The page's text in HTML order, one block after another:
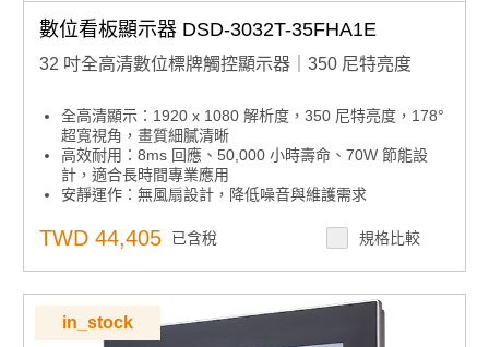
數位看板顯示器 DSD-3032T-35FHA1E
32 吋全高清數位標牌觸控顯示器｜350 尼特亮度
全高清顯示：1920 x 1080 解析度，350 尼特亮度，178°
超寬視角，畫質細膩清晰
高效耐用：8ms 回應、50,000 小時壽命、70W 節能設
計，適合長時間專業應用
安靜運作：無風扇設計，降低噪音與維護需求
支援多元操作模式
TWD 44,405 已含稅 規格比較
in_stock